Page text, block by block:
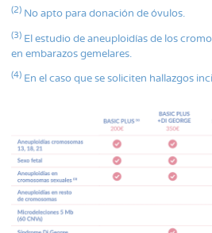
(2) No apto para donación de óvulos.
(3) El estudio de aneuploidías de los
en embarazos gemelares.
(4) En el caso que se soliciten hallazgos